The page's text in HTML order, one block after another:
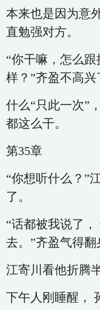
本来也是因为意
直勉强对方。
“你干嘛，怎么
样？”齐盈不高兴
什么“只此一次”
都这么干。
第35章
“你想听什么？”
了。
“话都被我说了
去。”齐盈气得翻
江寄川看他折腾
下午人刚睡醒，